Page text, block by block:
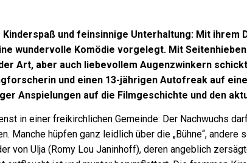
und feinsinnige Unterhaltung: Mit ihrem
wundervolle Komödie vorgelegt. Mit
Art, aber auch liebevollem Augenzwinkern
und einen 13-jährigen Autofreak auf
Anspielungen auf die Filmgeschichte und den
in einer freikirchlichen Gemeinde: Der Nachwuchs
Manche hüpfen ganz leidlich über die „Bühne“, andere
von Ulja (Romy Lou Janinhoff), deren angeblich